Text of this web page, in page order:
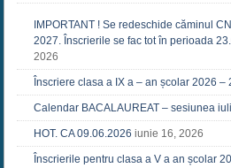
IMPORTANT ! Se redeschide căminul
2027. Înscrierile se fac tot în perioada
2026
Înscriere clasa a IX a – an școlar 2026 –
Calendar BACALAUREAT – sesiunea
HOT. CA 09.06.2026 iunie 16, 2026
Înscrierile pentru clasa a V a an școlar